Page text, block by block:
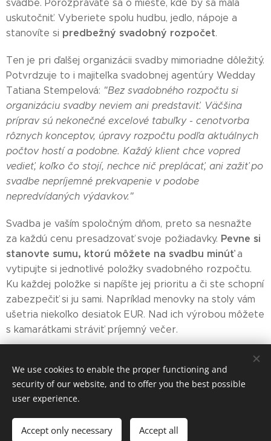
svadbe. Porozprávate sa o mieste, kde by sa mala
uskutočniť. Vyberiete spolu hudbu, jedlo, nápoje a
stanovíte si predbežný svadobný rozpočet.
Ten je pri ďalšej organizácii svadby mimoriadne dôležitý.
Potvrdzuje to i majiteľka svadobnej agentúry Wedday
Tatiana Stempelová: "Bez svadobného rozpočtu si
organizáciu svadby neviem ani predstaviť. Väčšina
príprav sú nekonečné excelové tabuľky - cenotvorba
rôznych konceptov, úpravy rozpočtu podľa aktuálnych
počtov hostí a podobne. Každý klient chce vopred
vedieť, koľko čo stojí, nechce nič preplácať, ani zažiť po
svadbe nepríjemné prekvapenie v podobe
nepredvídaných výdavkov."
Svadba je vaším spoločným dňom, preto sa nesnažte
za každú cenu presadzovať svoje požiadavky. Pevne si
stanovte sumu, ktorú môžete na svadbu minúťa
vytipujte si jednotlivé položky svadobného rozpočtu.
Ku každej položke si napíšte jej prioritu a či ste schopní
zabezpečiť si ju sami. Napríklad menovky na stoly vám
ušetria niekoľko desiatok EUR. Nad ich výrobou môžete
s kamarátkami stráviť príjemný večer.
Vytvorené službouWebnode Cookies
We use cookies to enable the proper functioning and
security of our website, and to offer you the best possible
user experience.
Accept only necessary Accept all